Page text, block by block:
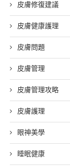
皮膚修復建議
皮膚健康護理
皮膚問題
皮膚管理
皮膚管理攻略
皮膚護理
眼神美學
睡眠健康